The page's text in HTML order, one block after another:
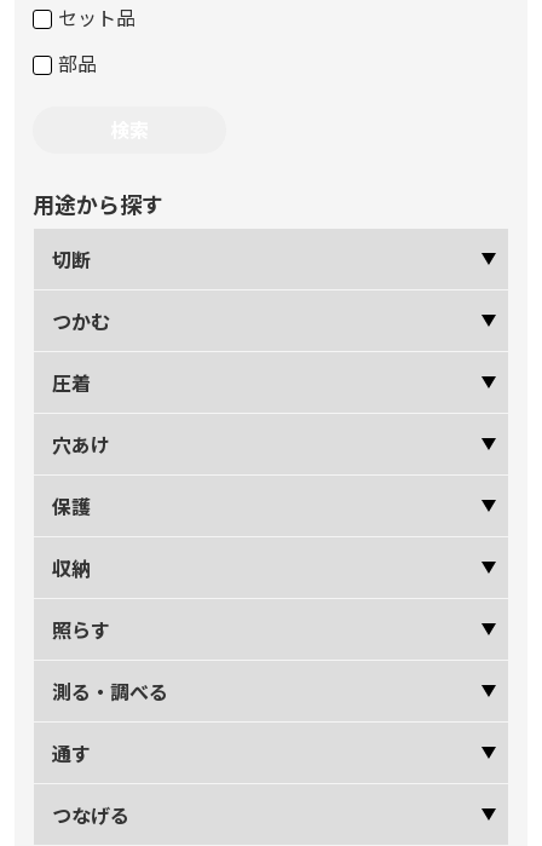
セット品
部品
用途から探す
切断
つかむ
圧着
穴あけ
保護
収納
照らす
測る・調べる
通す
つなげる